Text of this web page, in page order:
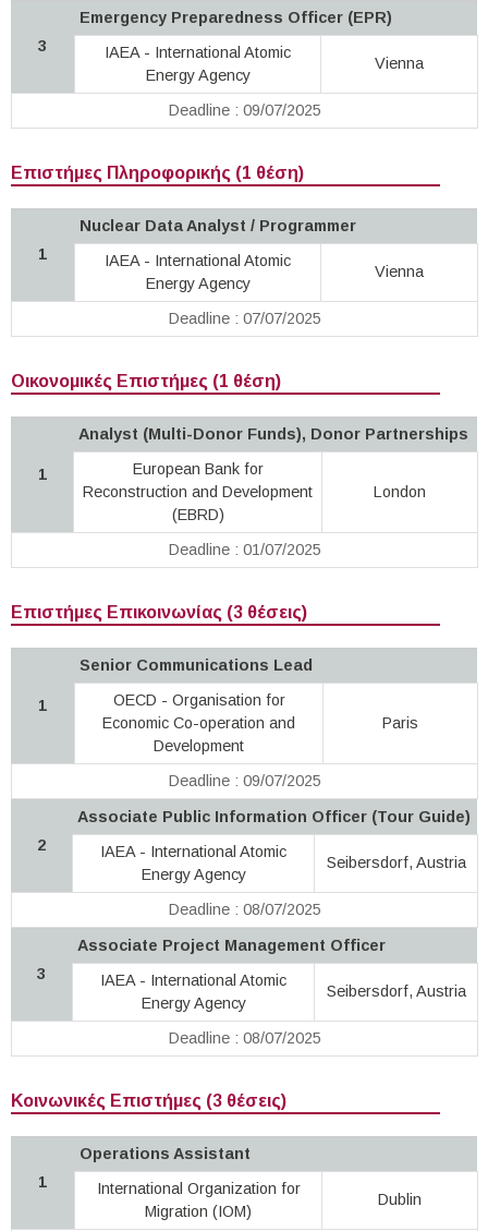
3
Emergency Preparedness Officer (EPR)
IAEA - International Atomic
Energy Agency
Vienna
Deadline : 09/07/2025
Επιστήμες Πληροφορικής (1 θέση)
1
Nuclear Data Analyst / Programmer
IAEA - International Atomic
Energy Agency
Vienna
Deadline : 07/07/2025
Οικονομικές Επιστήμες (1 θέση)
1
Analyst (Multi-Donor Funds), Donor Partnerships
European Bank for
Reconstruction and Development
(EBRD)
London
Deadline : 01/07/2025
Επιστήμες Επικοινωνίας (3 θέσεις)
1
Senior Communications Lead
OECD - Organisation for
Economic Co-operation and
Development
Paris
Deadline : 09/07/2025
2
Associate Public Information Officer (Tour Guide)
IAEA - International Atomic
Energy Agency
Seibersdorf, Austria
Deadline : 08/07/2025
3
Associate Project Management Officer
IAEA - International Atomic
Energy Agency
Seibersdorf, Austria
Deadline : 08/07/2025
Κοινωνικές Επιστήμες (3 θέσεις)
1
Operations Assistant
International Organization for
Migration (IOM)
Dublin